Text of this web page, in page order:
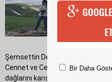
Elal,
Sosyal
Şemsettin Demir ile Dernek
Cennet ve Cehennem Vadisi,
dağlarını karış karış gezerek
Bir Daha